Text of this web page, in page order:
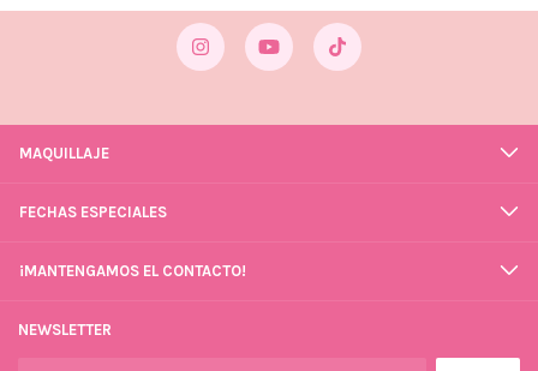
MAQUILLAJE
FECHAS ESPECIALES
¡MANTENGAMOS EL CONTACTO!
NEWSLETTER